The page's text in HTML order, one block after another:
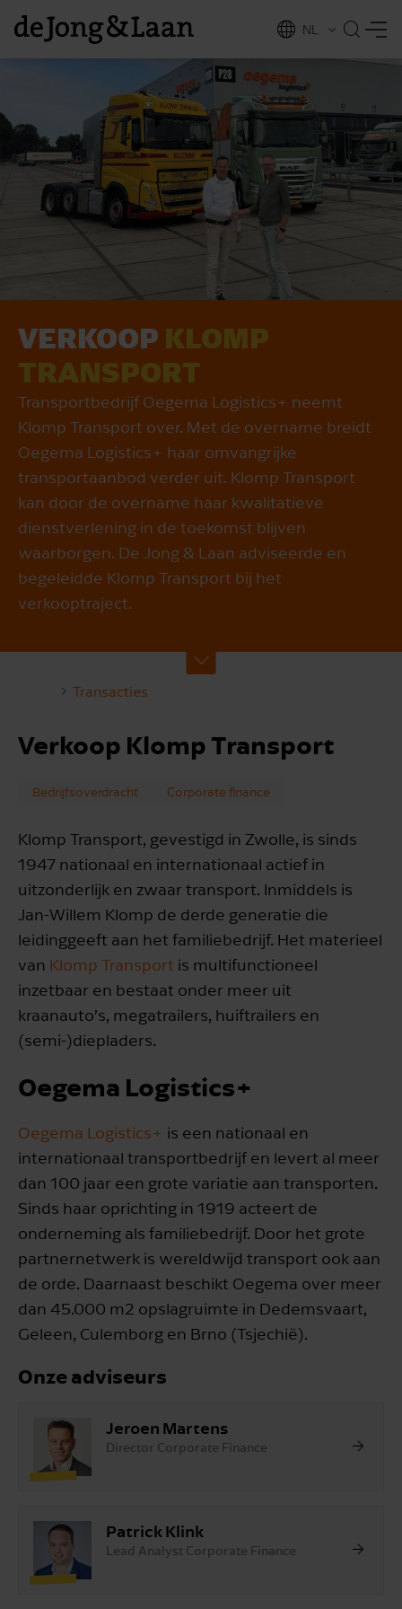
EN
NL
VERKOOP KLOMP
TRANSPORT
Transportbedrijf Oegema Logistics+ neemt
Klomp Transport over. Met de overname breidt
Oegema Logistics+ haar omvangrijke
transportaanbod verder uit. Klomp Transport
kan door de overname haar kwalitatieve
dienstverlening in de toekomst blijven
waarborgen. De Jong & Laan adviseerde en
begeleidde Klomp Transport bij het
verkooptraject.
Transacties
Verkoop Klomp Transport
Bedrijfsoverdracht Corporate finance
Klomp Transport, gevestigd in Zwolle, is sinds
1947 nationaal en internationaal actief in
uitzonderlijk en zwaar transport. Inmiddels is
Jan-Willem Klomp de derde generatie die
leidinggeeft aan het familiebedrijf. Het materieel
van Klomp Transport is multifunctioneel
inzetbaar en bestaat onder meer uit
kraanauto’s, megatrailers, huiftrailers en
(semi-)diepladers.
Oegema Logistics+
Oegema Logistics+ is een nationaal en
internationaal transportbedrijf en levert al meer
dan 100 jaar een grote variatie aan transporten.
Sinds haar oprichting in 1919 acteert de
onderneming als familiebedrijf. Door het grote
partnernetwerk is wereldwijd transport ook aan
de orde. Daarnaast beschikt Oegema over meer
dan 45.000 m2 opslagruimte in Dedemsvaart,
Geleen, Culemborg en Brno (Tsjechië).
Onze adviseurs
Jeroen Martens
Director Corporate Finance
Patrick Klink
Lead Analyst Corporate Finance